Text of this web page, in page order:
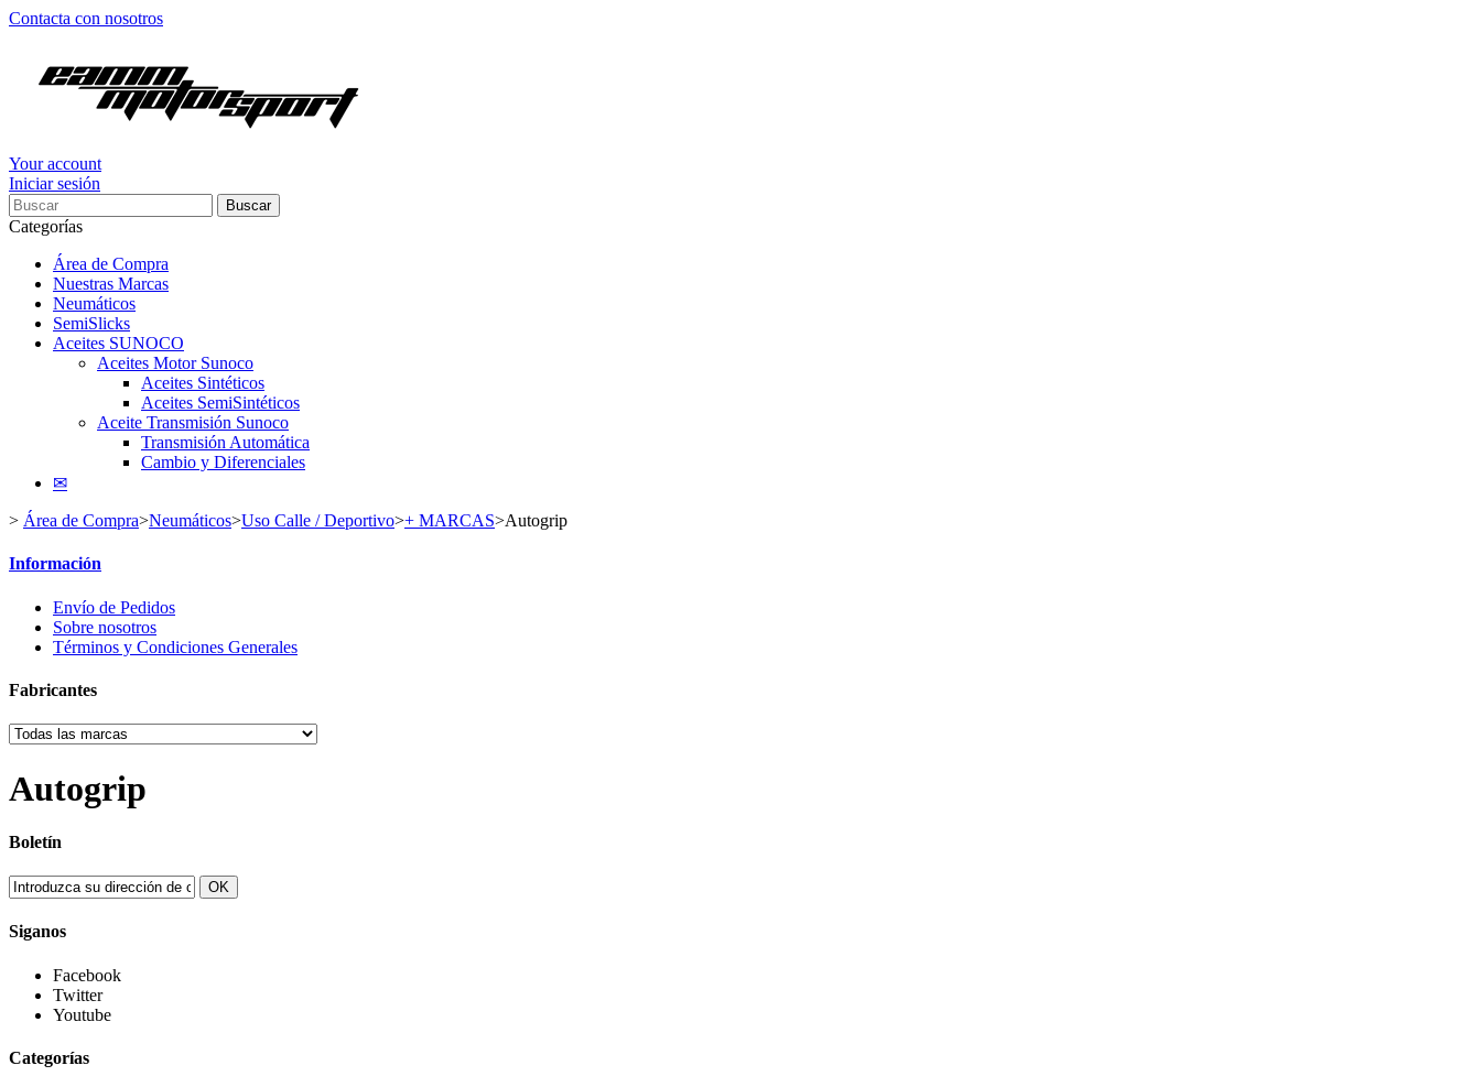
Contacta con nosotros
Your account
Iniciar sesión
Buscar
Categorías
Área de Compra
Nuestras Marcas
Neumáticos
SemiSlicks
Aceites SUNOCO
Aceites Motor Sunoco
Aceites Sintéticos
Aceites SemiSintéticos
Aceite Transmisión Sunoco
Transmisión Automática
Cambio y Diferenciales
✉
> Área de Compra>Neumáticos>Uso Calle / Deportivo>+ MARCAS>Autogrip
Información
Envío de Pedidos
Sobre nosotros
Términos y Condiciones Generales
Fabricantes
Autogrip
Boletín
OK
Siganos
Facebook
Twitter
Youtube
Categorías